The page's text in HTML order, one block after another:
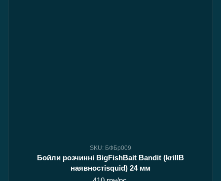
SKU: БФБр009
Бойли розчинні BigFishBait Bandit (krillВ
наявностіsquid) 24 мм